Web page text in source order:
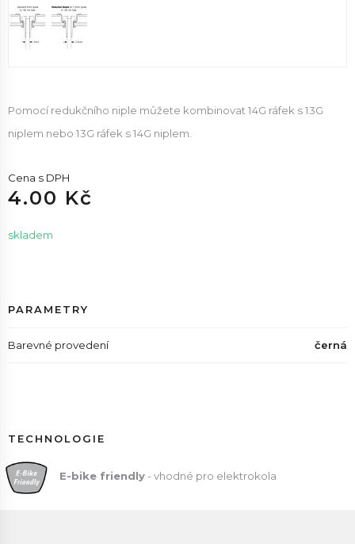
Pomocí redukčního niple můžete kombinovat 14G ráfek s 13G
niplem nebo 13G ráfek s 14G niplem.
Cena s DPH
4.00 Kč
skladem
PARAMETRY
Barevné provedení černá
TECHNOLOGIE
E-bike friendly - vhodné pro elektrokola